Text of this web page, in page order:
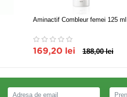
Aminactif Combleur femei 125 ml
169,20 lei 188,00 lei